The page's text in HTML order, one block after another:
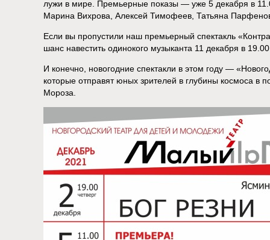
лужи в мире. Премьерные показы — уже 5 декабря в
Марина Вихрова, Алексей Тимофеев, Татьяна
Если вы пропустили наш премьерный спектакль
шанс навестить одинокого музыканта 11 декабря в
И конечно, новогодние спектакли в этом году —
которые отправят юных зрителей в глубины космоса в
Мороза.